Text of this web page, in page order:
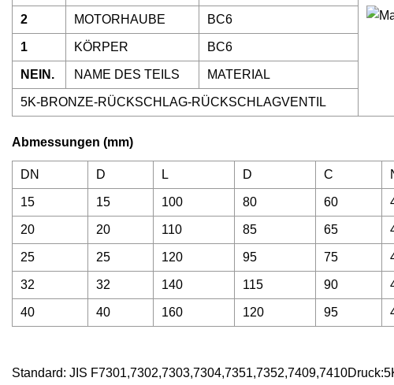
2 MOTORHAUBE BC6
1 KÖRPER BC6
NEIN. NAME DES TEILS MATERIAL
5K-BRONZE-RÜCKSCHLAG-RÜCKSCHLAGVENTIL
Abmessungen (mm)
DN D L D C
15 15 100 80 60
20 20 110 85 65
25 25 120 95 75
32 32 140 115 90
40 40 160 120 95
Standard: JIS